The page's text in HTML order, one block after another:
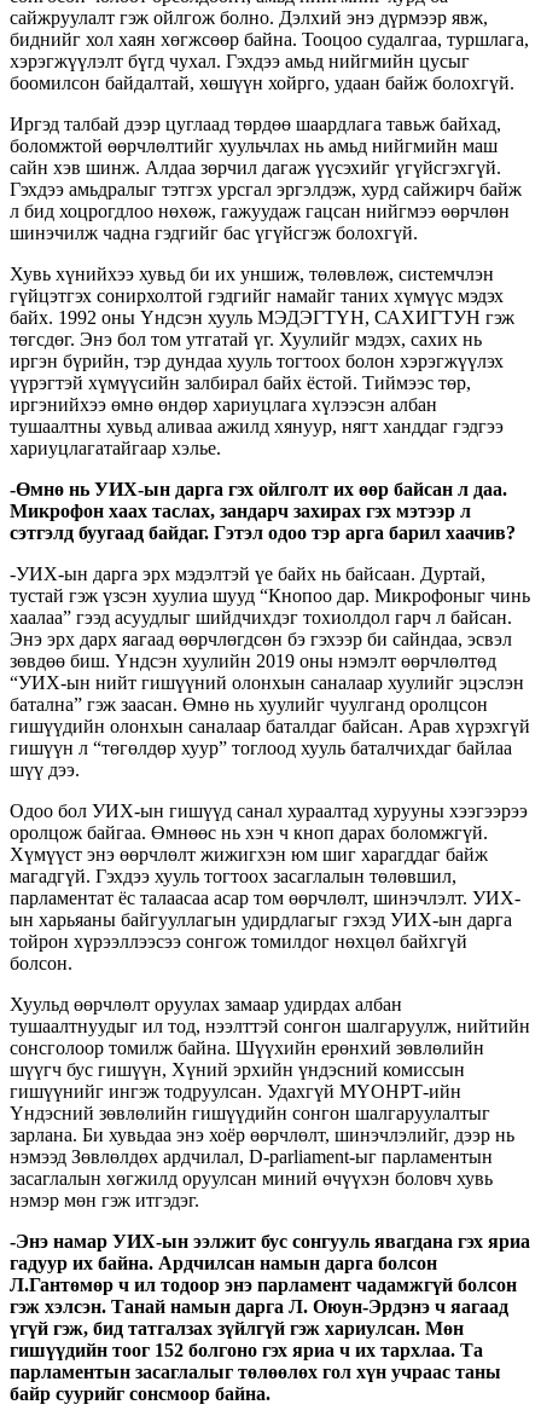
сайжруулалт гэж ойлгож болно. Дэлхий энэ дүрмээр явж,
биднийг хол хаян хөгжсөөр байна. Тооцоо судалгаа, туршлага,
хэрэгжүүлэлт бүгд чухал. Гэхдээ амьд нийгмийн цусыг
боомилсон байдалтай, хөшүүн хойрго, удаан байж болохгүй.
Иргэд талбай дээр цуглаад төрдөө шаардлага тавьж байхад,
боломжтой өөрчлөлтийг хуульчлах нь амьд нийгмийн маш
сайн хэв шинж. Алдаа зөрчил дагаж үүсэхийг үгүйсгэхгүй.
Гэхдээ амьдралыг тэтгэх урсгал эргэлдэж, хурд сайжирч байж
л бид хоцрогдлоо нөхөж, гажуудаж гацсан нийгмээ өөрчлөн
шинэчилж чадна гэдгийг бас үгүйсгэж болохгүй.
Хувь хүнийхээ хувьд би их уншиж, төлөвлөж, системчлэн
гүйцэтгэх сонирхолтой гэдгийг намайг таних хүмүүс мэдэх
байх. 1992 оны Үндсэн хууль МЭДЭГТҮН, САХИГТУН гэж
төгсдөг. Энэ бол том утгатай үг. Хуулийг мэдэх, сахих нь
иргэн бүрийн, тэр дундаа хууль тогтоох болон хэрэгжүүлэх
үүрэгтэй хүмүүсийн залбирал байх ёстой. Тиймээс төр,
иргэнийхээ өмнө өндөр хариуцлага хүлээсэн албан
тушаалтны хувьд аливаа ажилд хянуур, нягт ханддаг гэдгээ
хариуцлагатайгаар хэлье.
-Өмнө нь УИХ-ын дарга гэх ойлголт их өөр байсан л даа.
Микрофон хаах таслах, зандарч захирах гэх мэтээр л
сэтгэлд буугаад байдаг. Гэтэл одоо тэр арга барил хаачив?
-УИХ-ын дарга эрх мэдэлтэй үе байх нь байсаан. Дуртай,
тустай гэж үзсэн хуулиа шууд “Кнопоо дар. Микрофоныг чинь
хаалаа” гээд асуудлыг шийдчихдэг тохиолдол гарч л байсан.
Энэ эрх дарх яагаад өөрчлөгдсөн бэ гэхээр би сайндаа, эсвэл
зөвдөө биш. Үндсэн хуулийн 2019 оны нэмэлт өөрчлөлтөд
“УИХ-ын нийт гишүүний олонхын саналаар хуулийг эцэслэн
батална” гэж заасан. Өмнө нь хуулийг чуулганд оролцсон
гишүүдийн олонхын саналаар баталдаг байсан. Арав хүрэхгүй
гишүүн л “төгөлдөр хуур” тоглоод хууль баталчихдаг байлаа
шүү дээ.
Одоо бол УИХ-ын гишүүд санал хураалтад хурууны хээгээрээ
оролцож байгаа. Өмнөөс нь хэн ч кноп дарах боломжгүй.
Хүмүүст энэ өөрчлөлт жижигхэн юм шиг харагддаг байж
магадгүй. Гэхдээ хууль тогтоох засаглалын төлөвшил,
парламентат ёс талаасаа асар том өөрчлөлт, шинэчлэлт. УИХ-
ын харьяаны байгууллагын удирдлагыг гэхэд УИХ-ын дарга
тойрон хүрээллээсээ сонгож томилдог нөхцөл байхгүй
болсон.
Хуульд өөрчлөлт оруулах замаар удирдах албан
тушаалтнуудыг ил тод, нээлттэй сонгон шалгаруулж, нийтийн
сонсголоор томилж байна. Шүүхийн ерөнхий зөвлөлийн
шүүгч бус гишүүн, Хүний эрхийн үндэсний комиссын
гишүүнийг ингэж тодруулсан. Удахгүй МҮОНРТ-ийн
Үндэсний зөвлөлийн гишүүдийн сонгон шалгаруулалтыг
зарлана. Би хувьдаа энэ хоёр өөрчлөлт, шинэчлэлийг, дээр нь
нэмээд Зөвлөлдөх ардчилал, D-parliament-ыг парламентын
засаглалын хөгжилд оруулсан миний өчүүхэн боловч хувь
нэмэр мөн гэж итгэдэг.
-Энэ намар УИХ-ын ээлжит бус сонгууль явагдана гэх яриа
гадуур их байна. Ардчилсан намын дарга болсон
Л.Гантөмөр ч ил тодоор энэ парламент чадамжгүй болсон
гэж хэлсэн. Танай намын дарга Л. Оюун-Эрдэнэ ч яагаад
үгүй гэж, бид татгалзах зүйлгүй гэж хариулсан. Мөн
гишүүдийн тоог 152 болгоно гэх яриа ч их тархлаа. Та
парламентын засаглалыг төлөөлөх гол хүн учраас таны
байр суурийг сонсмоор байна.